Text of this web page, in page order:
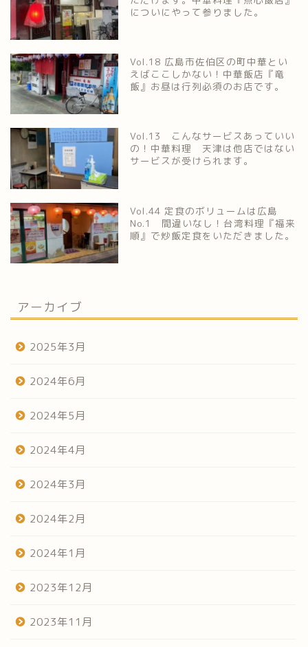
についにやって参りました。
Vol.18 広島市佐伯区の町中華とい
えばここしかない！中華飯店『竜
飯』お昼は行列必須のお店です。
Vol.13 こんなサービスあっていい
の！中華料理 天津は他店ではない
サービスが受けられます。
Vol.44 定食のボリュームは広島
No.1 間違いなし！台湾料理『福来
順』で炒飯定食をいただきました。
アーカイブ
2025年3月
2024年6月
2024年5月
2024年4月
2024年3月
2024年2月
2024年1月
2023年12月
2023年11月